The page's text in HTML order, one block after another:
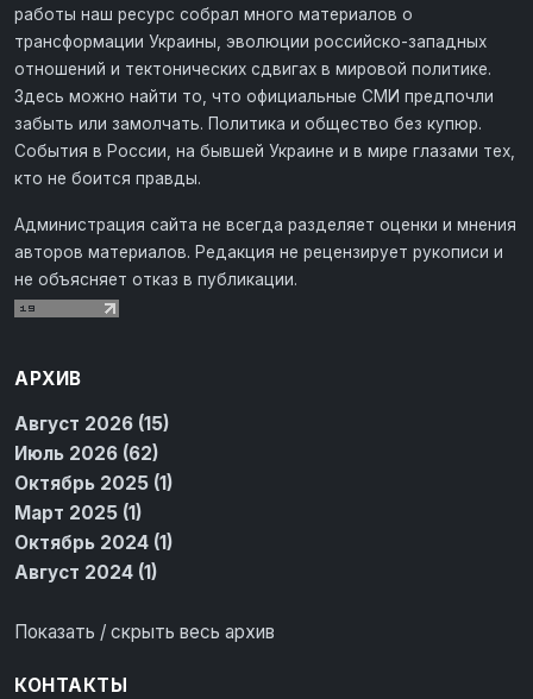
работы наш ресурс собрал много материалов о
трансформации Украины, эволюции российско-западных
отношений и тектонических сдвигах в мировой политике.
Здесь можно найти то, что официальные СМИ предпочли
забыть или замолчать. Политика и общество без купюр.
События в России, на бывшей Украине и в мире глазами тех,
кто не боится правды.
Администрация сайта не всегда разделяет оценки и мнения
авторов материалов. Редакция не рецензирует рукописи и
не объясняет отказ в публикации.
АРХИВ
Август 2026 (15)
Июль 2026 (62)
Октябрь 2025 (1)
Март 2025 (1)
Октябрь 2024 (1)
Август 2024 (1)
Показать / скрыть весь архив
КОНТАКТЫ